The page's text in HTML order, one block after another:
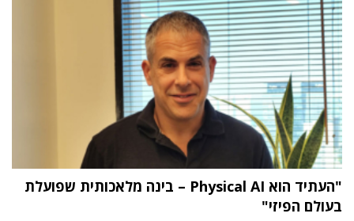
"העתיד הוא Physical AI – בינה מלאכותית שפועלת
בעולם הפיזי"